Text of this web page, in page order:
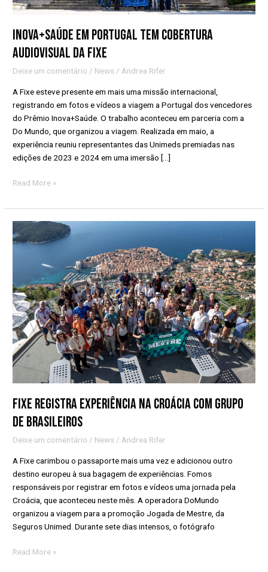
Inova+Saúde em Portugal tem cobertura
audiovisual da Fixe
Deixe um comentário / News / Andrea Rifer
A Fixe esteve presente em mais uma missão internacional,
registrando em fotos e vídeos a viagem a Portugal dos vencedores
do Prêmio Inova+Saúde. O trabalho aconteceu em parceria com a
Do Mundo, que organizou a viagem. Realizada em maio, a
experiência reuniu representantes das Unimeds premiadas nas
edições de 2023 e 2024 em uma imersão […]
Read More »
Fixe registra experiência na Croácia com grupo
de brasileiros
Deixe um comentário / News / Andrea Rifer
A Fixe carimbou o passaporte mais uma vez e adicionou outro
destino europeu à sua bagagem de experiências. Fomos
responsáveis por registrar em fotos e vídeos uma jornada pela
Croácia, que aconteceu neste mês. A operadora DoMundo
organizou a viagem para a promoção Jogada de Mestre, da
Seguros Unimed. Durante sete dias intensos, o fotógrafo
Fixe
registra
Croácia
com
grupo
de
brasileiros
Read More »